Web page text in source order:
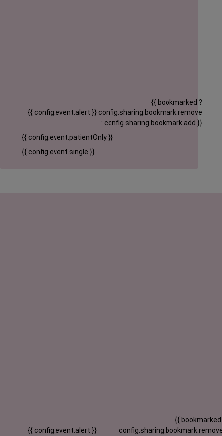
{{ config.event.alert }}
{{ bookmarked ?
config.sharing.bookmark.remove
: config.sharing.bookmark.add }}
{{ config.event.patientOnly }}
{{ config.event.single }}
{{ config.event.alert }}
{{ bookmarked